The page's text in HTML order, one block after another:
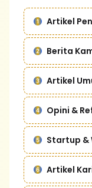
Artikel
Berita
Artikel
Opini &
Startup &
Artikel